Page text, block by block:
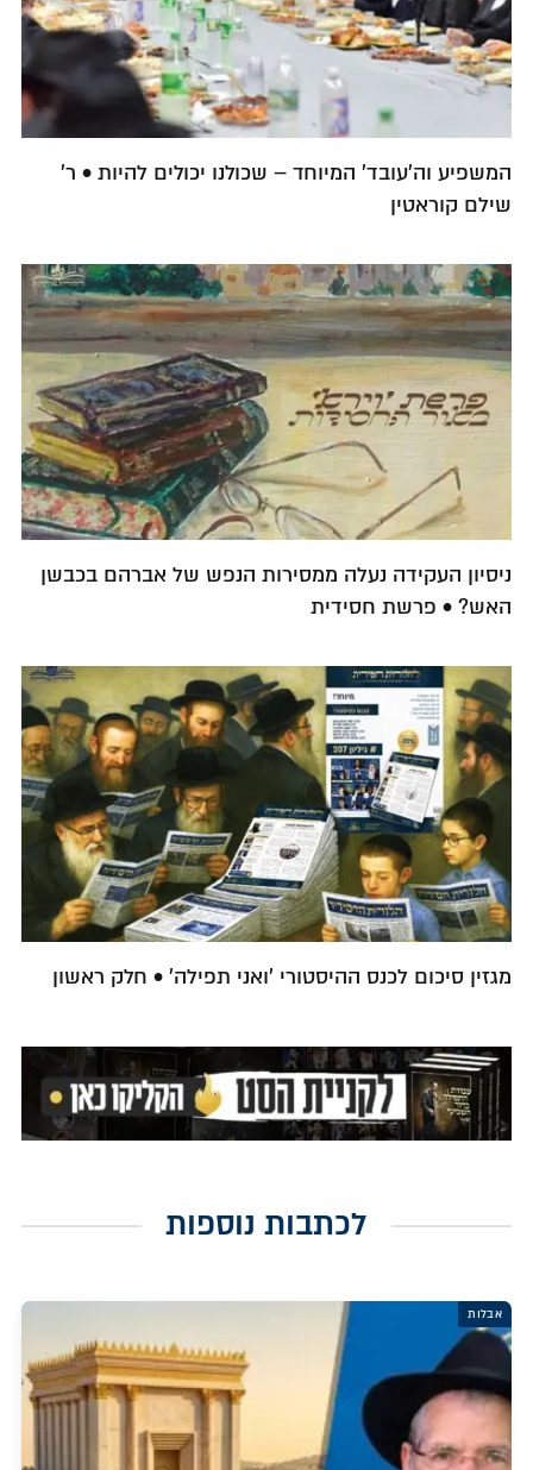
המשפיע וה'עובד' המיוחד – שכולנו יכולים להיות • ר'
שילם קוראטין
ניסיון העקידה נעלה ממסירות הנפש של אברהם בכבשן
האש? • פרשת חסידית
מגזין סיכום לכנס ההיסטורי 'ואני תפילה' • חלק ראשון
לכתבות נוספות
אבלות